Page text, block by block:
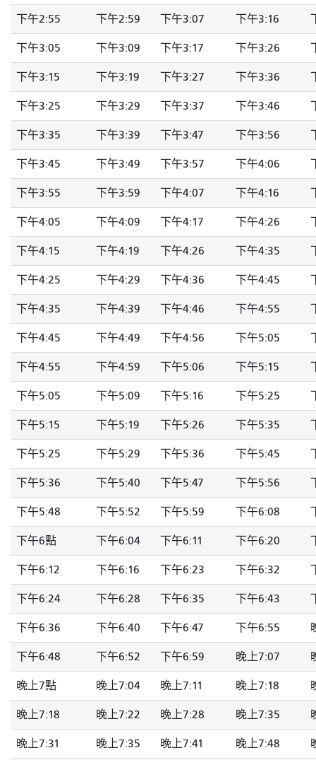
下午2:55 下午2:59 下午3:07 下午3:16
下午3:05 下午3:09 下午3:17 下午3:26
下午3:15 下午3:19 下午3:27 下午3:36
下午3:25 下午3:29 下午3:37 下午3:46
下午3:35 下午3:39 下午3:47 下午3:56
下午3:45 下午3:49 下午3:57 下午4:06
下午3:55 下午3:59 下午4:07 下午4:16
下午4:05 下午4:09 下午4:17 下午4:26
下午4:15 下午4:19 下午4:26 下午4:35
下午4:25 下午4:29 下午4:36 下午4:45
下午4:35 下午4:39 下午4:46 下午4:55
下午4:45 下午4:49 下午4:56 下午5:05
下午4:55 下午4:59 下午5:06 下午5:15
下午5:05 下午5:09 下午5:16 下午5:25
下午5:15 下午5:19 下午5:26 下午5:35
下午5:25 下午5:29 下午5:36 下午5:45
下午5:36 下午5:40 下午5:47 下午5:56
下午5:48 下午5:52 下午5:59 下午6:08
下午6點 下午6:04 下午6:11 下午6:20
下午6:12 下午6:16 下午6:23 下午6:32
下午6:24 下午6:28 下午6:35 下午6:43
下午6:36 下午6:40 下午6:47 下午6:55
下午6:48 下午6:52 下午6:59 晚上7:07
晚上7點 晚上7:04 晚上7:11 晚上7:18
晚上7:18 晚上7:22 晚上7:28 晚上7:35
晚上7:31 晚上7:35 晚上7:41 晚上7:48